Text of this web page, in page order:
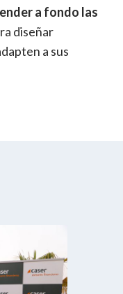
a fondo las
diseñar
a sus